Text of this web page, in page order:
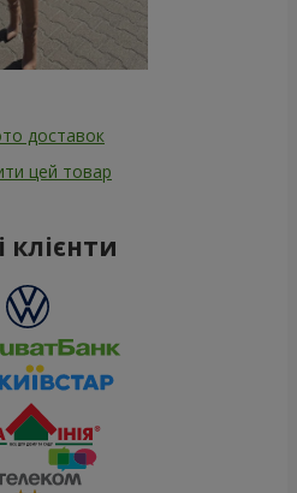
доставок
цей товар
клієнти